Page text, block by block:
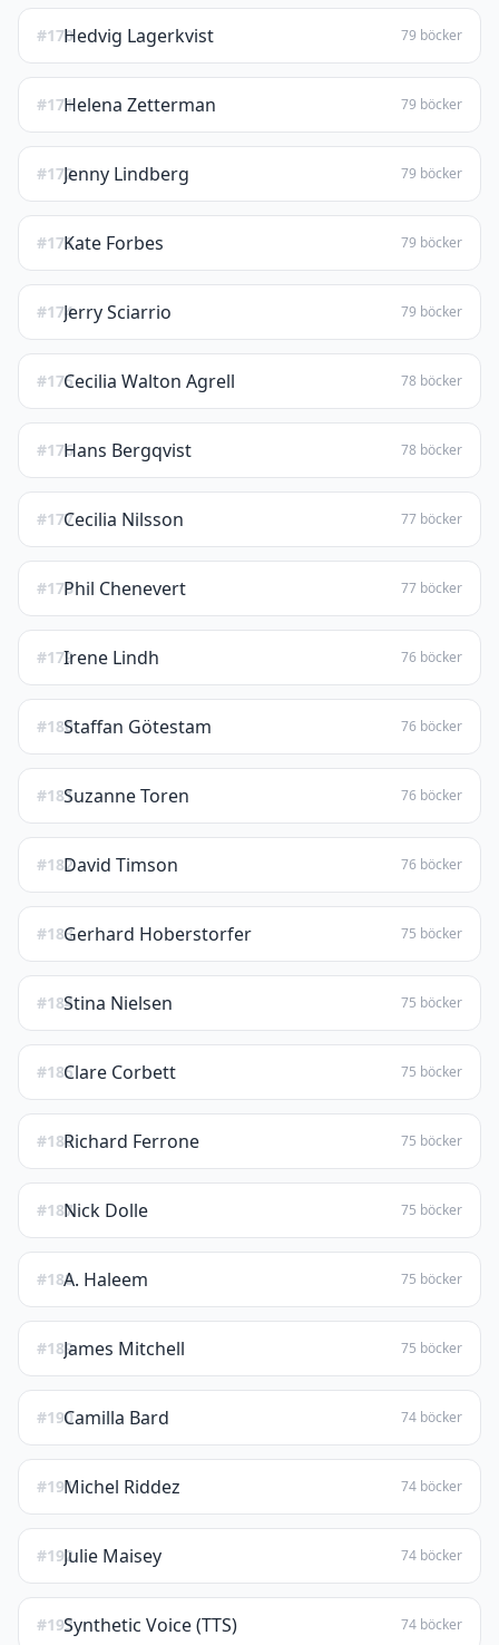
#170Hedvig Lagerkvist 79 böcker
#171Helena Zetterman 79 böcker
#172Jenny Lindberg 79 böcker
#173Kate Forbes 79 böcker
#174Jerry Sciarrio 79 böcker
#175Cecilia Walton Agrell 78 böcker
#176Hans Bergqvist 78 böcker
#177Cecilia Nilsson 77 böcker
#178Phil Chenevert 77 böcker
#179Irene Lindh 76 böcker
#180Staffan Götestam 76 böcker
#181Suzanne Toren 76 böcker
#182David Timson 76 böcker
#183Gerhard Hoberstorfer 75 böcker
#184Stina Nielsen 75 böcker
#185Clare Corbett 75 böcker
#186Richard Ferrone 75 böcker
#187Nick Dolle 75 böcker
#188A. Haleem 75 böcker
#189James Mitchell 75 böcker
#190Camilla Bard 74 böcker
#191Michel Riddez 74 böcker
#192Julie Maisey 74 böcker
#193Synthetic Voice (TTS) 74 böcker